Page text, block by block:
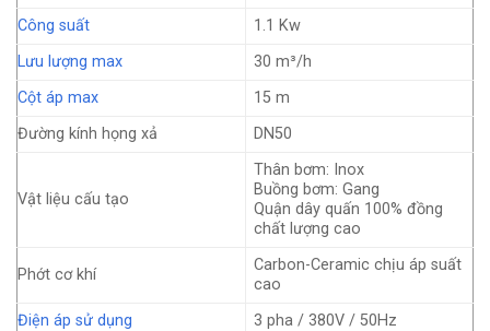
Công suất
1.1 Kw
Lưu lượng max
30 m³/h
Cột áp max
15 m
Đường kính họng xả
DN50
Vật liệu cấu tạo
Thân bơm: Inox
Buồng bơm: Gang
Quận dây quấn 100% đồng
chất lượng cao
Phớt cơ khí
Carbon-Ceramic chịu áp suất
cao
Điện áp sử dụng
3 pha / 380V / 50Hz